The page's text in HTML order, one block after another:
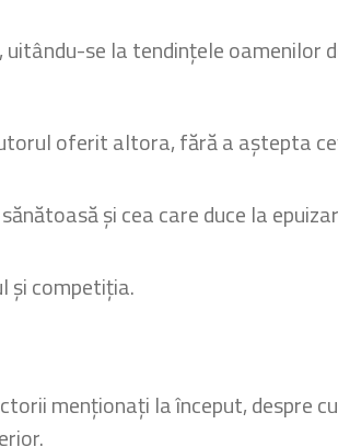
se la tendințele oamenilor
oferit altora, fără a aștepta
și cea care duce la
și competiția.
menționați la început, despre